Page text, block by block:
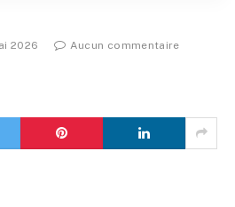
2026 Aucun commentaire